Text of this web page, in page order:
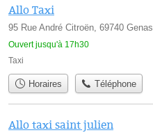
Allo Taxi
95 Rue André Citroën, 69740 Genas
Ouvert jusqu'à 17h30
Taxi
Horaires Téléphone
Allo taxi saint julien